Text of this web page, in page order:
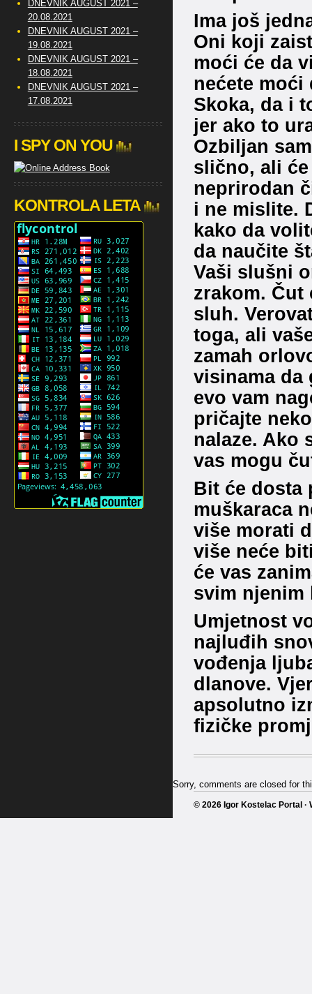
Ima još
Oni koji
moći će da
nećete moći
Skoka, da i
jer ako to
Ozbiljan
slično, ali
neprirodan
i ne mislite.
kako da
da naučite
Vaši slušni
zrakom.
sluh.
toga, ali
zamah
visinama da
evo vam
pričajte
nalaze. Ako
vas mogu
Bit će dosta
muškaraca
više morati
više neće
će vas
svim njenim
Umjetnost
najluđih
vođenja
dlanove.
apsolutno
fizičke
Sorry, comments are closed for
DNEVNIK AUGUST 2021 –
20.08.2021
DNEVNIK AUGUST 2021 –
19.08.2021
DNEVNIK AUGUST 2021 –
18.08.2021
DNEVNIK AUGUST 2021 –
17.08.2021
I SPY ON YOU
KONTROLA LETA
© 2026 Igor Kostelac Portal